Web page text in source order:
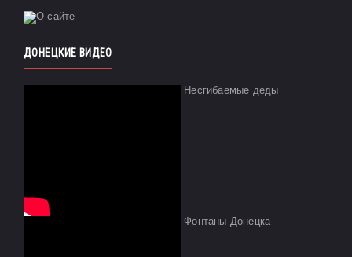
ДОНЕЦКИЕ ВИДЕО
Несгибаемые деды
Фонтаны Донецка